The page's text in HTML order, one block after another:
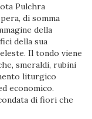
Pulchra
di somma
della
della sua
Il tondo viene
smeraldi, rubini
liturgico
economico.
di fiori che